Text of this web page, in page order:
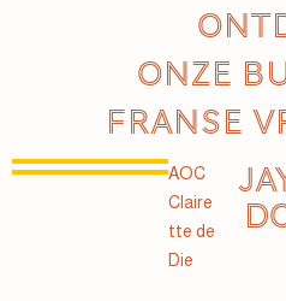
onze
Franse
AOC
Claire
tte de
Die